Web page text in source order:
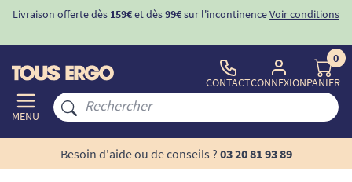
Livraison offerte dès 159€et dès99€sur l'incontinenceVoir conditions
MENU
CONTACTCONNEXION
0
PANIER
Besoin d'aide ou de conseils ? 03 20 81 93 89